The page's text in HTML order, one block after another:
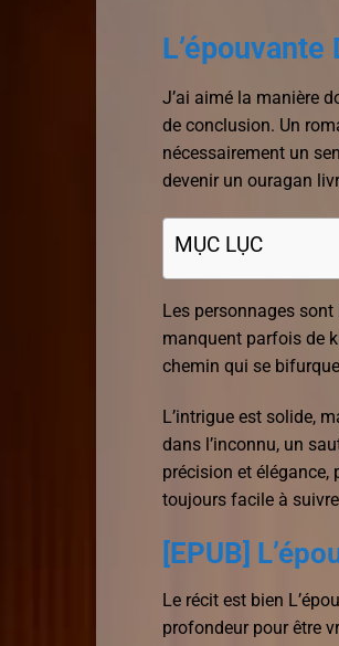
J’ai aimé la manière
de conclusion. Un
nécessairement un
devenir un ouragan
MỤC LỤC
Les personnages
manquent parfois de
chemin qui se
L’intrigue est solide,
dans l’inconnu, un
précision et élégance,
toujours facile à
[EPUB]
Le récit est bien
profondeur pour être